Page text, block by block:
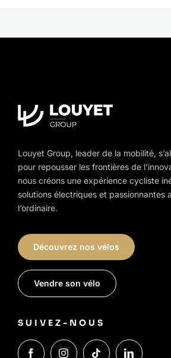
options
the
Louyet Group, leader de la mobilité,
pour repousser les frontières de
nous créons une expérience cycliste
solutions électriques et passionnantes
l’ordinaire.
Découvrez nos vélos
Vendre son vélo
SUIVEZ-NOUS